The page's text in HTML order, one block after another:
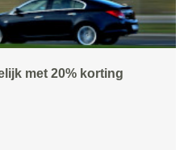
met 20% korting